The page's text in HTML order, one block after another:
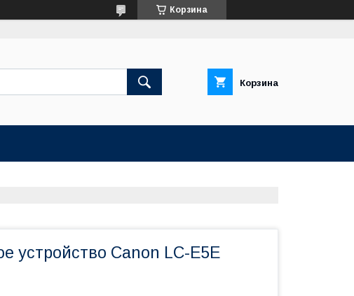
Корзина
Корзина
устройство Canon LC-E5E